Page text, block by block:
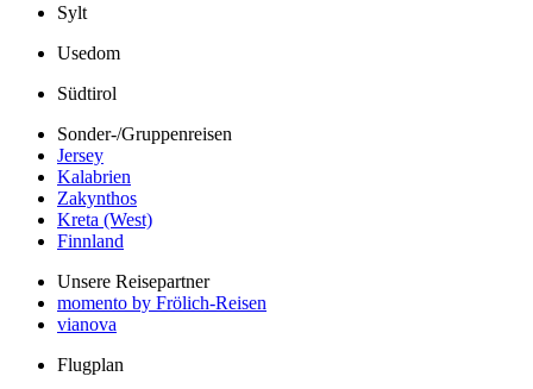
Sylt
Usedom
Südtirol
Sonder-/Gruppenreisen
Jersey
Kalabrien
Zakynthos
Kreta (West)
Finnland
Unsere Reisepartner
momento by Frölich-Reisen
vianova
Flugplan